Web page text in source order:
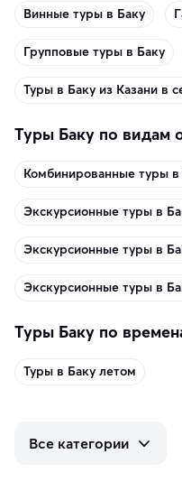
Винные туры в Баку
Групповые туры в Баку
Туры в Баку из Казани в
Туры Баку по видам
Комбинированные туры в
Экскурсионные туры в
Экскурсионные туры в
Экскурсионные туры в
Туры Баку по
Туры в Баку летом
Все категории